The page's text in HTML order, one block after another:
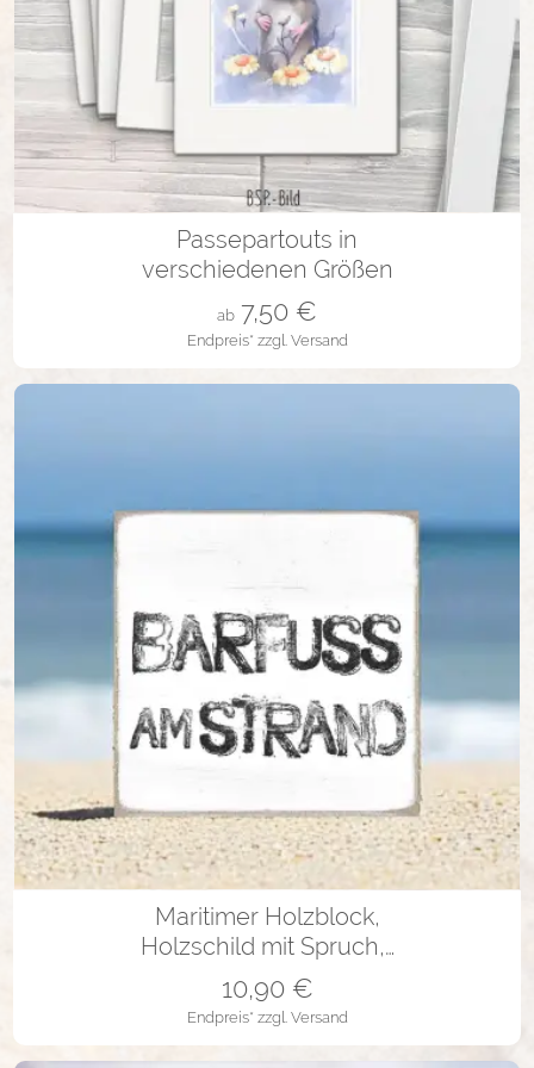
20x25/12x18 cm 25x35/19x29
Passepartouts in
verschiedenen Größen
Endpreis* zzgl. Versand
ab 7,50 €
10x10x1 cm 10x10x2 cm
Maritimer Holzblock,
Holzschild mit Spruch,…
Endpreis* zzgl. Versand
10,90€